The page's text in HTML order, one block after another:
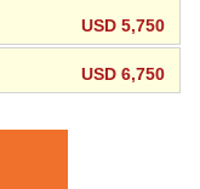
USD 5,750
USD 6,750